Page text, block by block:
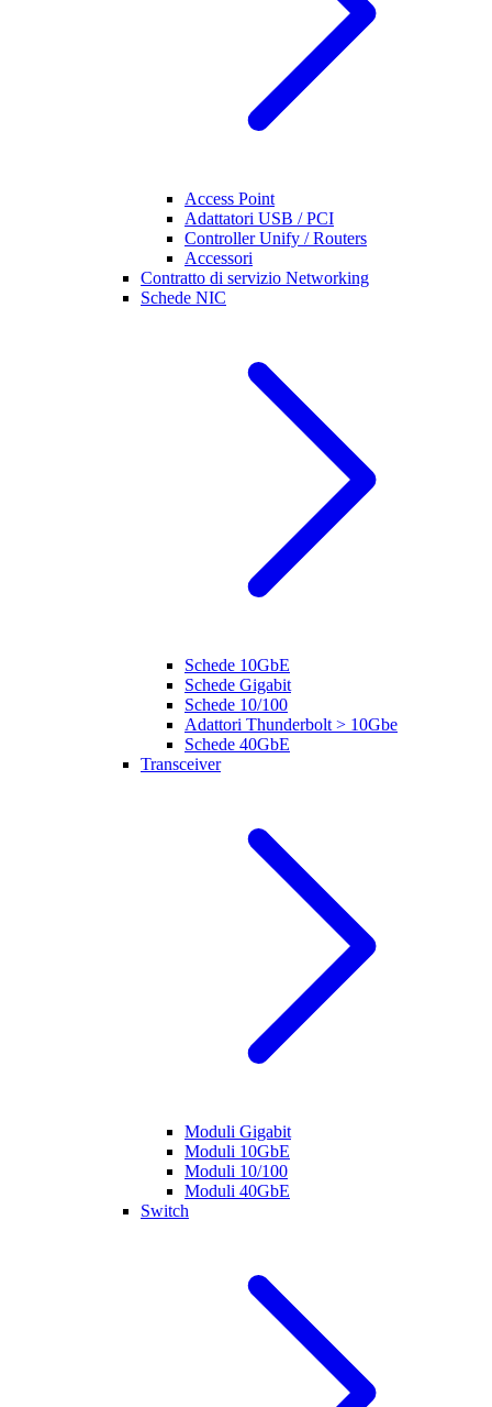
Access Point
Adattatori USB / PCI
Controller Unify / Routers
Accessori
Contratto di servizio Networking
Schede NIC
Schede 10GbE
Schede Gigabit
Schede 10/100
Adattori Thunderbolt > 10Gbe
Schede 40GbE
Transceiver
Moduli Gigabit
Moduli 10GbE
Moduli 10/100
Moduli 40GbE
Switch